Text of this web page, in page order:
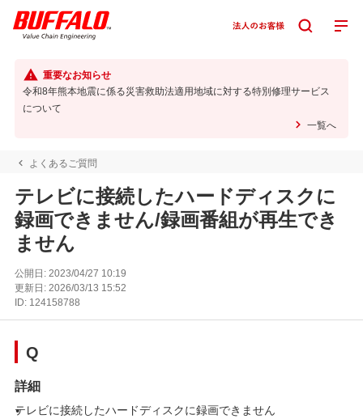
重要なお知らせ
令和8年熊本地震に係る災害救助法適用地域に対する特別修理サービス
について
一覧へ
よくあるご質問
テレビに接続したハードディスクに
録画できません/録画番組が再生でき
ません
公開日:2023/04/27 10:19
更新日:2026/03/13 15:52
ID: 124158788
Q
詳細
テレビに接続したハードディスクに録画できません